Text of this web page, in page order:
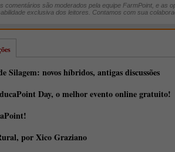
comentários são moderados pela equipe FarmPoint, e as
exclusiva dos leitores. Contamos com sua
Silagem: novos híbridos, antigas discussões
Day, o melhor evento online gratuito!
por Xico Graziano